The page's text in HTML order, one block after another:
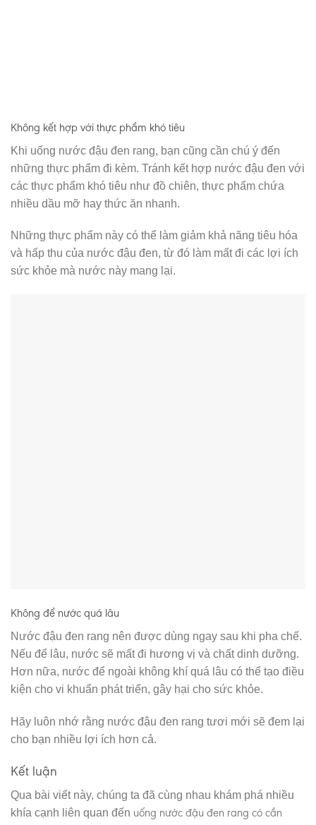
Không kết hợp với thực phẩm khó tiêu
Khi uống nước đậu đen rang, bạn cũng cần chú ý đến
những thực phẩm đi kèm. Tránh kết hợp nước đậu đen với
các thực phẩm khó tiêu như đồ chiên, thực phẩm chứa
nhiều dầu mỡ hay thức ăn nhanh.
Những thực phẩm này có thể làm giảm khả năng tiêu hóa
và hấp thu của nước đậu đen, từ đó làm mất đi các lợi ích
sức khỏe mà nước này mang lại.
Không để nước quá lâu
Nước đậu đen rang nên được dùng ngay sau khi pha chế.
Nếu để lâu, nước sẽ mất đi hương vị và chất dinh dưỡng.
Hơn nữa, nước để ngoài không khí quá lâu có thể tạo điều
kiện cho vi khuẩn phát triển, gây hại cho sức khỏe.
Hãy luôn nhớ rằng nước đậu đen rang tươi mới sẽ đem lại
cho bạn nhiều lợi ích hơn cả.
Kết luận
Qua bài viết này, chúng ta đã cùng nhau khám phá nhiều
khía cạnh liên quan đến uống nước đậu đen rang có cần